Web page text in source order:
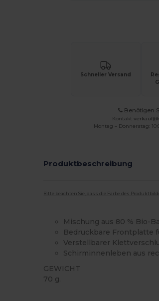
Schneller Versand
Benötigen
Kontakt
Montag – Donnerstag:
Produktbeschreibung
Bitte beachten Sie, dass die Farbe des
Mischung aus 80 % Bio-
Bedruckbare Frontplatte
Verstellbarer
Schirminnenleben aus
GEWICHT
70 g.